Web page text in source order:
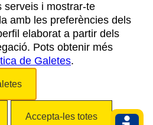
AVÍS LEGAL
DE PRIVACITAT
COOKIES
serveis i mostrar-te
amb les preferències dels
elaborat a partir dels
Pots obtenir més
de Galetes.
Accepta-les totes